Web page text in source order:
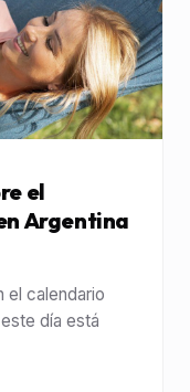
el
Argentina
el calendario
día está